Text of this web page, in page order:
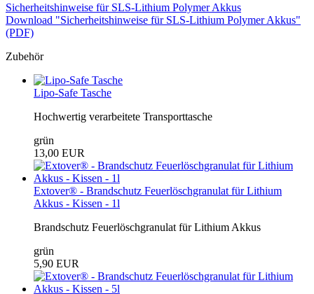
Sicherheitshinweise für SLS-Lithium Polymer Akkus
Download "Sicherheitshinweise für SLS-Lithium Polymer Akkus"
(PDF)
Zubehör
Lipo-Safe Tasche
Hochwertig verarbeitete Transporttasche
grün
13,00 EUR
Extover® - Brandschutz Feuerlöschgranulat für Lithium
Akkus - Kissen - 1l
Brandschutz Feuerlöschgranulat für Lithium Akkus
grün
5,90 EUR